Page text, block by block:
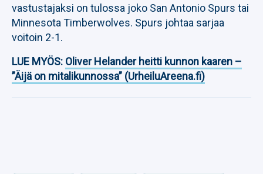
vastustajaksi on tulossa joko San Antonio Spurs tai
Minnesota Timberwolves. Spurs johtaa sarjaa
voitoin 2-1.
LUE MYÖS: Oliver Helander heitti kunnon kaaren –
”Äijä on mitalikunnossa” (UrheiluAreena.fi)